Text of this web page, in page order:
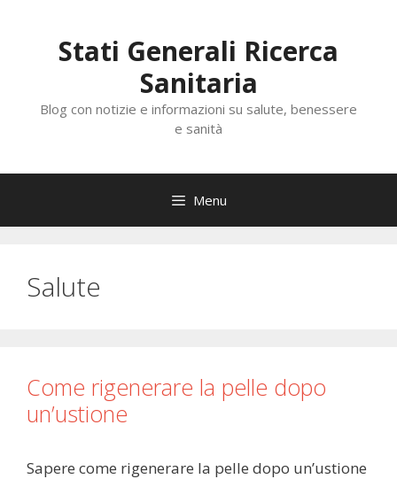
contenutoStati Generali Ricerca
Sanitaria
Blog con notizie e informazioni su salute, benessere
e sanità
Menu
Salute
Come rigenerare la pelle dopo
un’ustione
Sapere come rigenerare la pelle dopo un’ustione